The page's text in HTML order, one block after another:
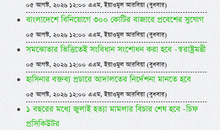
০৫ আগস্ট, ২০২৬ ১২:০০ এএম, ইয়াওমুল আরবিয়া (বুধবার)
বাংলাদেশে বিনিয়োগে ৩০০ কোটির বাজারে প্রবেশের সুযোগ
০৫ আগস্ট, ২০২৬ ১২:০০ এএম, ইয়াওমুল আরবিয়া (বুধবার)
সমঝোতার ভিত্তিতেই সংবিধান সংশোধন করা হবে -স্বরাষ্ট্রমন্ত্রী
০৫ আগস্ট, ২০২৬ ১২:০০ এএম, ইয়াওমুল আরবিয়া (বুধবার)
হাসিনার বক্তব্য প্রচারে আদালতের নির্দেশনা মানতে হবে
০৫ আগস্ট, ২০২৬ ১২:০০ এএম, ইয়াওমুল আরবিয়া (বুধবার)
১ বছরের মধ্যে জুলাই হত্যা মামলার বিচার শেষ হবে -চিফ
প্রসিকিউটর